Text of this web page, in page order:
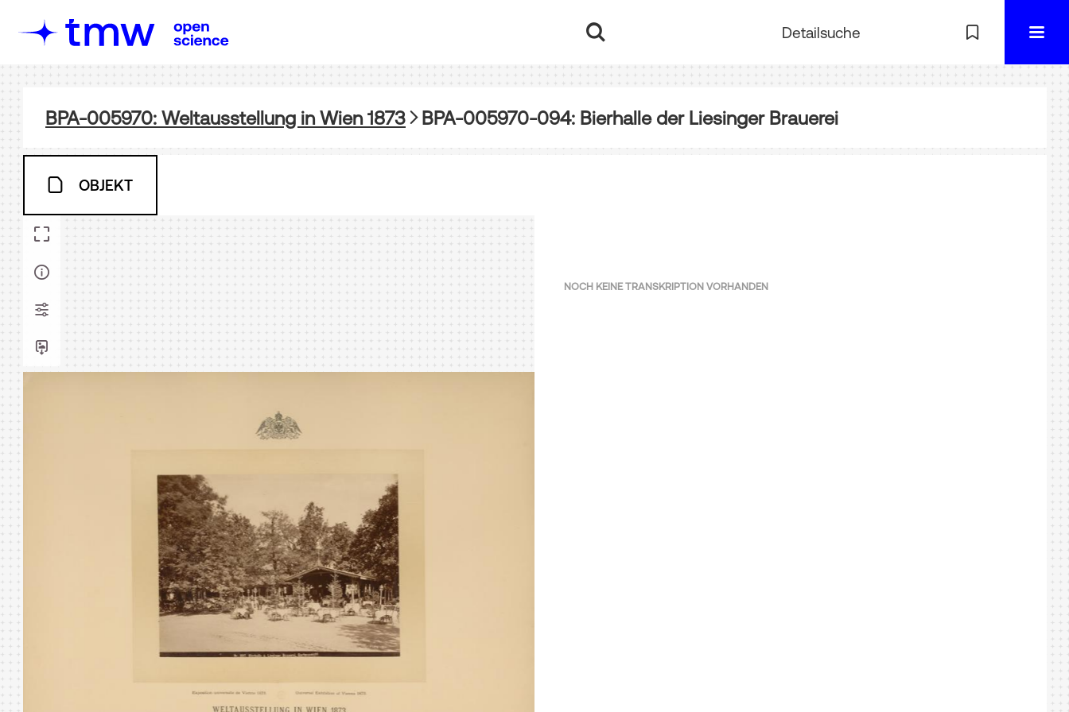
Detailsuche
BPA-005970: Weltausstellung in Wien 1873 BPA-005970-094: Bierhalle der Liesinger Brauerei
OBJEKT
NOCH KEINE TRANSKRIPTION VORHANDEN